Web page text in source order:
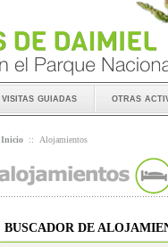
visitas guiadas otras
Inicio :: Alojamientos
BUSCADOR DE